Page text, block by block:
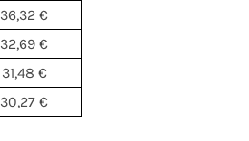
36,32 €
32,69 €
31,48 €
30,27 €